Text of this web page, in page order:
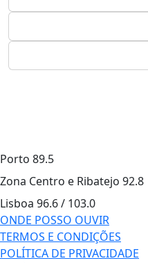
Porto 89.5
Zona Centro e Ribatejo 92.8
Lisboa 96.6 / 103.0
ONDE POSSO OUVIR
TERMOS E CONDIÇÕES
POLÍTICA DE PRIVACIDADE